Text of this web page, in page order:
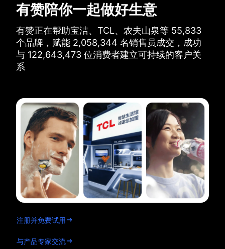
有赞陪你一起做好生意
有赞正在帮助宝洁、TCL、农夫山泉等 55,833
个品牌， 赋能 2,058,344 名销售员成交， 成功
与 122,643,473 位消费者建立可持续的客户关
系
注册并免费试用
与产品专家交流